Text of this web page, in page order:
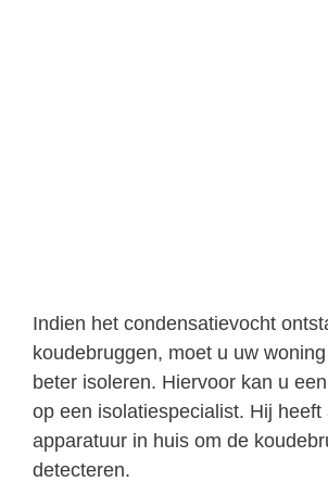
Indien het condensatievocht
koudebruggen, moet u uw
beter isoleren. Hiervoor kan u
op een isolatiespecialist. Hij heeft
apparatuur in huis om de
detecteren.